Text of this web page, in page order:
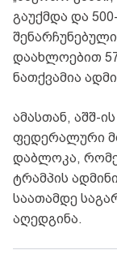
გაუქმდა და
დაახლოებით
ნათქვამია
ამასთან, აშშ-
ფედერალური
დაბლოკა,
ტრამპის
საათამდე
აღედგინა.